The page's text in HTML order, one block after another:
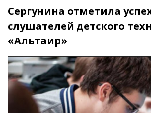
Сергунина отметила
слушателей детского
«Альтаир»